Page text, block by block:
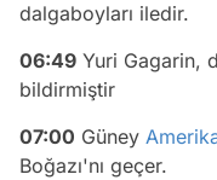
dalgaboyları iledir.
06:49 Yuri Gagarin,
bildirmiştir
07:00 Güney
Boğazı'nı geçer.